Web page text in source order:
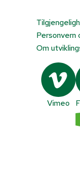
Personvern
Om
Vimeo